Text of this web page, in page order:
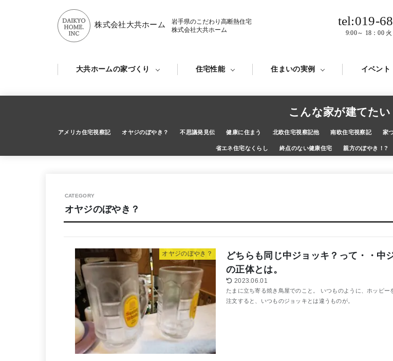
株式会社大共ホーム
岩手県のこだわり高断熱住宅
株式会社大共ホーム
tel:019-
9:00～ 18：00
大共ホームの家づくり 住宅性能 住まいの実例 イベント
こんな家が建てたい
アメリカ住宅視察記 オヤジのぼやき？ 不思議発見伝 健康に住まう 北欧住宅視察記他 南欧住宅視察記 家
省エネ住宅なくらし 終点のない健康住宅 親方のぼやき！?
オヤジのぼやき？
オヤジのぼやき？
どちらも同じ中ジョッキ？って・・中
の正体とは。
2023.06.01
たまに立ち寄る焼き鳥屋でのこと。 いつものように、ホッピー
注文すると、いつものジョッキとは違うものが。